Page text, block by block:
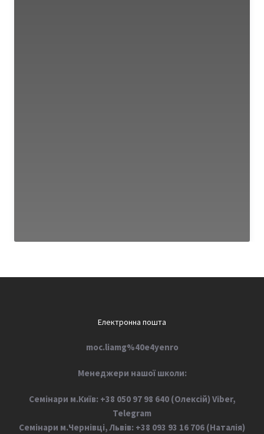
Електронна пошта
moc.liamg%40e4yenro
Менеджери нашої школи:
Семінари м.Київ: +38 050 97 98 640 (Олексій) Viber,
Telegram
Семінари м.Чернівці, Львів: +38 093 93 16 706 (Наталія)